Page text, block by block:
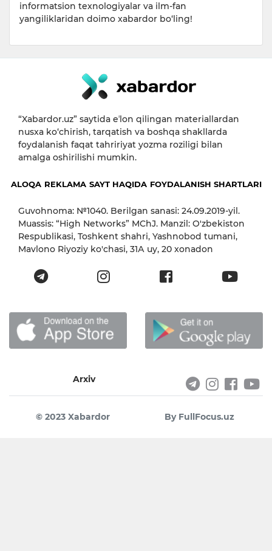
informatsion texnologiyalar va ilm-fan
yangiliklaridan doimo xabardor bo‘ling!
“Xabardor.uz” saytida eʼlon qilingan materiallardan
nusxa ko‘chirish, tarqatish va boshqa shakllarda
foydalanish faqat tahririyat yozma roziligi bilan
amalga oshirilishi mumkin.
ALOQA REKLAMA SAYT HAQIDA FOYDALANISH SHARTLARI
Guvohnoma: №1040. Berilgan sanasi: 24.09.2019-yil.
Muassis: “High Networks” MChJ. Manzil: O'zbekiston
Respublikasi, Toshkent shahri, Yashnobod tumani,
Mavlono Riyoziy ko'chasi, 31А uy, 20 xonadon
Arxiv
© 2023 Xabardor By FullFocus.uz